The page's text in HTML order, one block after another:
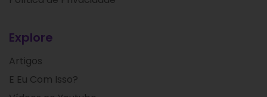
Explore
Artigos
E Eu Com Isso?